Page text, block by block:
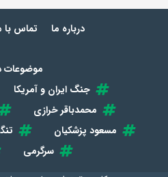
درباره ما تماس با
موضوعات
جنگ ایران و آمریکا
محمدباقر خرازی
مسعود پزشکیان
سرگرمی